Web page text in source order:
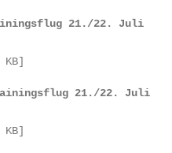
21./22. Juli
KB]
21./22. Juli
KB]